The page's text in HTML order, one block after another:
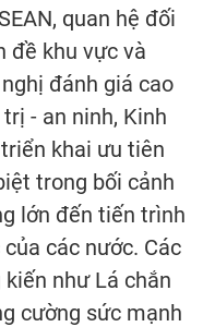
quan hệ đối
đề khu vực và
đánh giá cao
- an ninh, Kinh
khai ưu tiên
trong bối cảnh
lớn đến tiến trình
các nước. Các
như Lá chắn
cường sức mạnh